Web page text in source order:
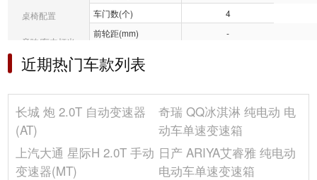
桌椅配置
音响/车内灯光
冰箱/空调
其它
车门数(个)
4
前轮距(mm)
-
车身结构
最小离地间隙(mm)
-
高度(mm)
1730
1820x1520x460
油箱容积(L)
-
3350
近期热门车款列表
长城 炮 2.0T 自动变速器
(AT)
奇瑞 QQ冰淇淋 纯电动 电
动车单速变速箱
上汽大通 星际H 2.0T 手动
变速器(MT)
日产 ARIYA艾睿雅 纯电动
电动车单速变速箱